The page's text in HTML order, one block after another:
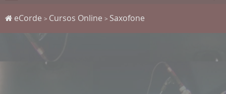
eCorde > Cursos Online > Saxofone